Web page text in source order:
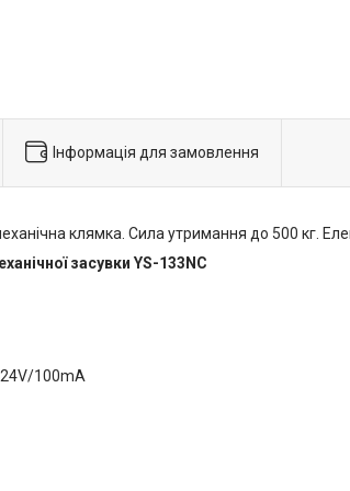
Інформація для замовлення
клямка. Сила утримання до 500 кг.
засувки YS-133NC
100mA